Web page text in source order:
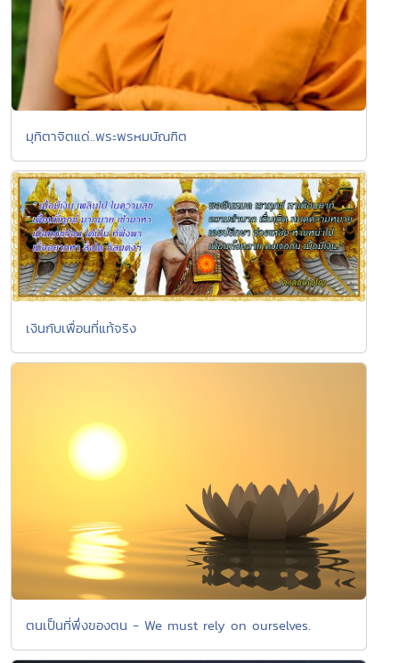
มุทิตาจิตแด่..พระพรหมบัณฑิต
เงินกับเพื่อนที่แท้จริง
ตนเป็นที่พึ่งของตน - We must rely on ourselves.